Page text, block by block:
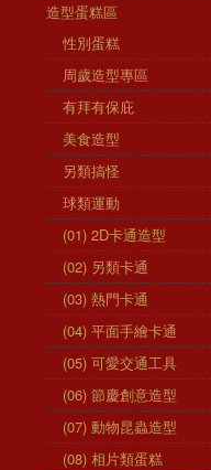
造型蛋糕區
性別蛋糕
周歲造型專區
有拜有保庇
美食造型
另類搞怪
球類運動
(01) 2D卡通造型
(02) 另類卡通
(03) 熱門卡通
(04) 平面手繪卡通
(05) 可愛交通工具
(06) 節慶創意造型
(07) 動物昆蟲造型
(08) 相片類蛋糕